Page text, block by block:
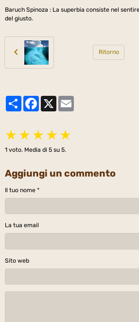
Baruch Spinoza : La superbia consiste nel
del giusto.
Ritorno
PartagerFacebook
★ ★ ★ ★ ★
1 voto. Media di 5 su 5.
Aggiungi un commento
Il tuo nome
La tua email
Sito web